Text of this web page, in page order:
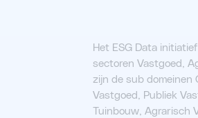
Het ESG Data
sectoren Vastgoed,
zijn de sub domeinen
Vastgoed, Publiek
Tuinbouw, Agrarisch